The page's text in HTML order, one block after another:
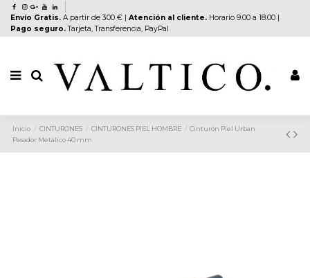
Envío Gratis. A partir de 300 € | Atención al cliente. Horario 9.00 a 18.00 |
Pago seguro.Tarjeta, Transferencia, PayPal
Inicio CINTURONES CINTURONES PIEL HOMBRE
Cinturón Piel Urban
Pasador Metálico 40 mm